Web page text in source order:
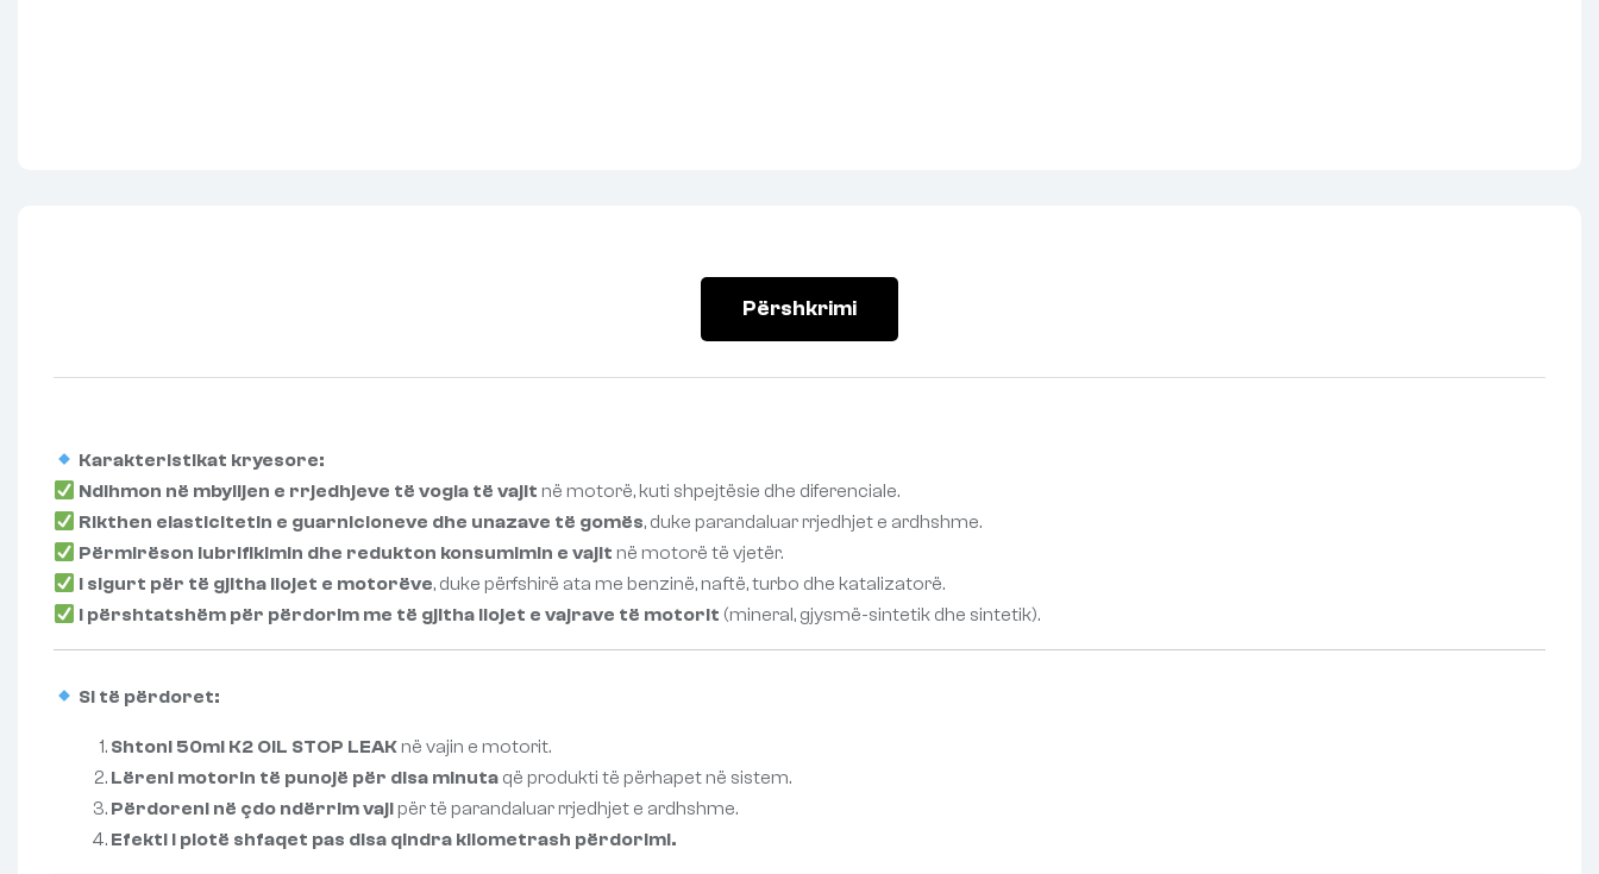
Përshkrimi
Karakteristikat kryesore:
Ndihmon në mbylljen e rrjedhjeve të vogla të vajit në motorë, kuti shpejtësie dhe diferenciale.
Rikthen elasticitetin e guarnicioneve dhe unazave të gomës, duke parandaluar rrjedhjet e ardhshme.
Përmirëson lubrifikimin dhe redukton konsumimin e vajit në motorë të vjetër.
I sigurt për të gjitha llojet e motorëve, duke përfshirë ata me benzinë, naftë, turbo dhe katalizatorë.
I përshtatshëm për përdorim me të gjitha llojet e vajrave të motorit (mineral, gjysmë-sintetik dhe sintetik).
Si të përdoret:
Shtoni 50ml K2 OIL STOP LEAKnë vajin e motorit.
Lëreni motorin të punojë për disa minuta që produkti të përhapet në sistem.
Përdoreni në çdo ndërrim vajipër të parandaluar rrjedhjet e ardhshme.
Efekti i plotë shfaqet pas disa qindra kilometrash përdorimi.